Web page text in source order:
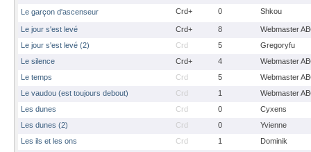
Le garçon d'ascenseur
Crd+ 0 Shkou
Le jour s'est levé Crd+ 8
Webmaster
Le jour s'est levé (2)
Crd 5
Gregoryfu
Le silence
Crd+ 4
Webmaster
Le temps
Crd 5
Webmaster
Le vaudou (est toujours debout)
Crd 1
Webmaster
Les dunes
Crd 0
Cyxens
Les dunes (2)
Crd 0
Yvienne
Les ils et les ons
Crd 1
Dominik